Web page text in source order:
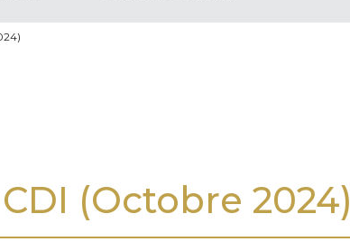
(Octobre 2024)